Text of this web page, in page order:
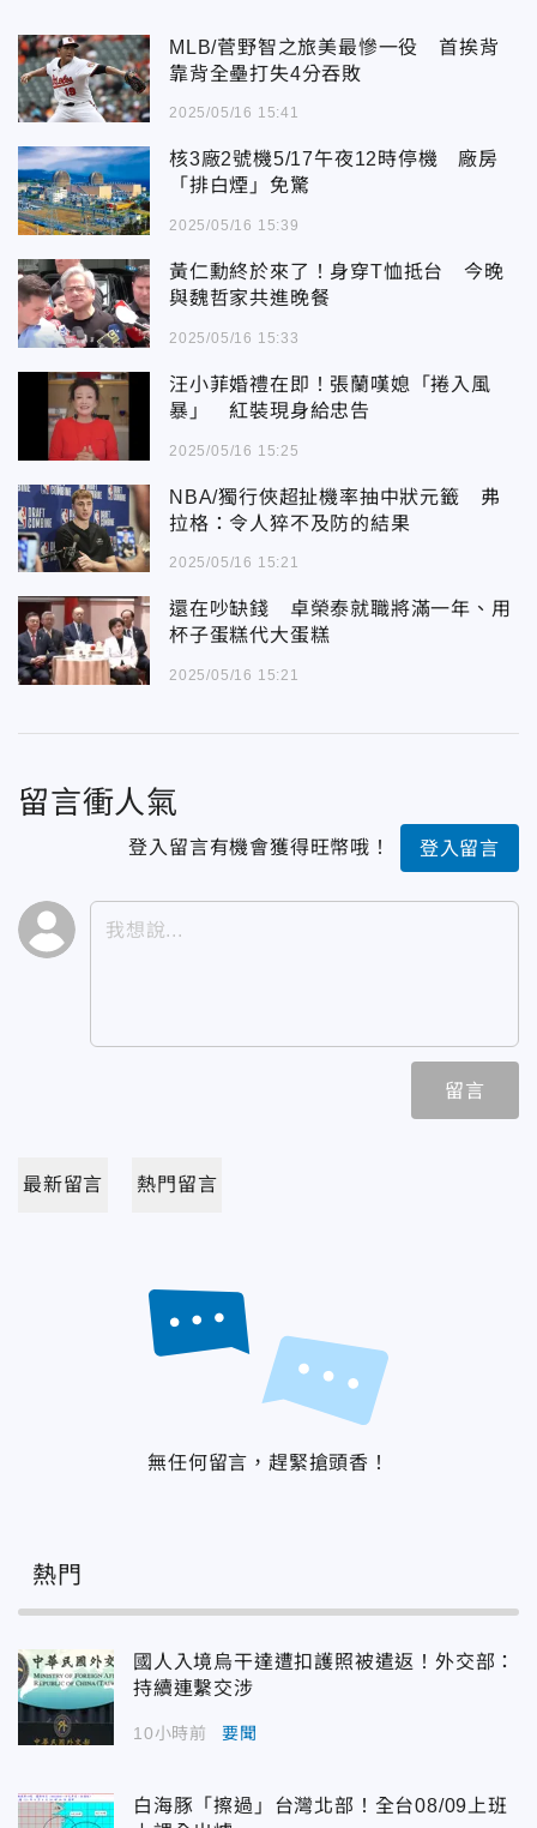
MLB/菅野智之旅美最慘一役 首挨背
靠背全壘打失4分吞敗
2025/05/16 15:41
核3廠2號機5/17午夜12時停機 廠房
「排白煙」免驚
2025/05/16 15:39
黃仁勳終於來了！身穿T恤抵台 今晚
與魏哲家共進晚餐
2025/05/16 15:33
汪小菲婚禮在即！張蘭嘆媳「捲入風
暴」 紅裝現身給忠告
2025/05/16 15:25
NBA/獨行俠超扯機率抽中狀元籤 弗
拉格：令人猝不及防的結果
2025/05/16 15:21
還在吵缺錢 卓榮泰就職將滿一年、用
杯子蛋糕代大蛋糕
2025/05/16 15:21
留言衝人氣
登入留言有機會獲得旺幣哦！ 登入留言
留言
最新留言 熱門留言
無任何留言，趕緊搶頭香！
熱門
國人入境烏干達遭扣護照被遣返！外交部：
持續連繫交涉
10小時前 要聞
白海豚「擦過」台灣北部！全台08/09上班